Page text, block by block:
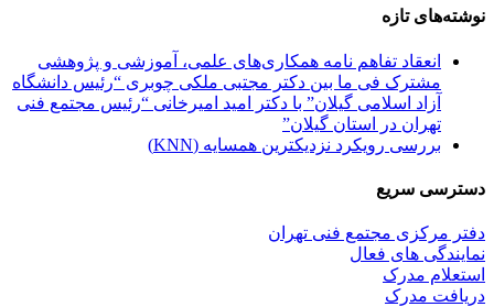
نوشته‌های تازه
انعقاد تفاهم نامه همکاری‌های علمی، آموزشی و پژوهشی
مشترک فی ما بین دکتر مجتبی ملکی چوبری “رئیس دانشگاه
آزاد اسلامی گیلان” با دکتر امید امیرخانی “رئیس مجتمع فنی
تهران در استان گیلان”
بررسی رویکرد نزدیکترین همسایه (KNN)
دسترسی سریع
دفتر مرکزی مجتمع فنی تهران
نمایندگی های فعال
استعلام مدرک
دریافت مدرک